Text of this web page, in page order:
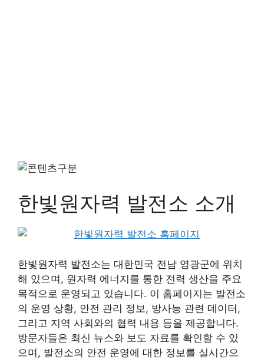
한빛원자력 발전소 소개
한빛원자력 발전소는 대한민국 전남 영광군에 위치
해 있으며, 원자력 에너지를 통한 전력 생산을 주요
목적으로 운영되고 있습니다. 이 홈페이지는 발전소
의 운영 상황, 안전 관리 정보, 방사능 관련 데이터,
그리고 지역 사회와의 협력 내용 등을 제공합니다.
방문자들은 최신 뉴스와 보도 자료를 확인할 수 있
으며, 발전소의 안전 운영에 대한 정보를 실시간으